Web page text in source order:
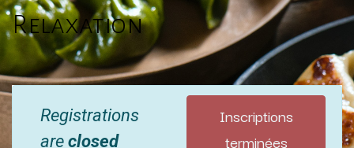
Relaxation
Registrations
areclosed
Inscriptions
terminées